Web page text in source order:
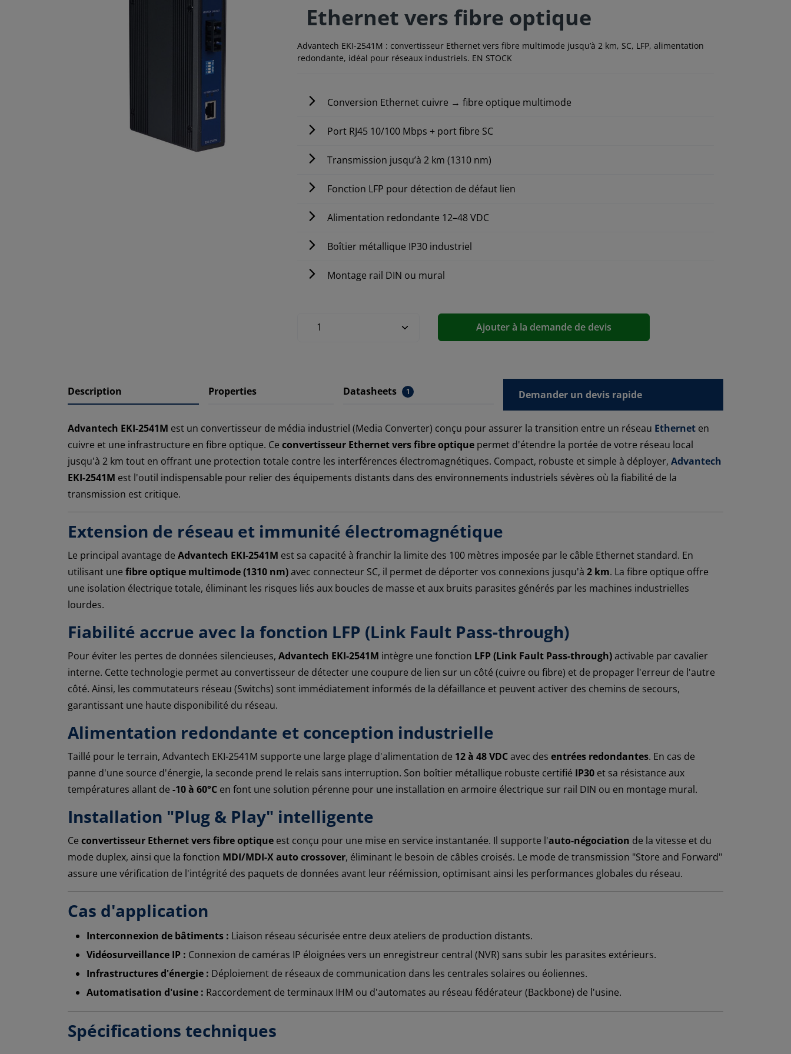
Ethernet vers fibre optique
Advantech EKI-2541M : convertisseur Ethernet vers fibre multimode jusqu’à 2 km, SC, LFP, alimentation
redondante, idéal pour réseaux industriels. EN STOCK
Conversion Ethernet cuivre → fibre optique multimode
Port RJ45 10/100 Mbps + port fibre SC
Transmission jusqu’à 2 km (1310 nm)
Fonction LFP pour détection de défaut lien
Alimentation redondante 12–48 VDC
Boîtier métallique IP30 industriel
Montage rail DIN ou mural
Ajouter à la demande de devis
Description Properties Datasheets 1 Demander un devis rapide
Advantech EKI-2541M est un convertisseur de média industriel (Media Converter) conçu pour assurer la transition entre un réseau Ethernet en
cuivre et une infrastructure en fibre optique. Ce convertisseur Ethernet vers fibre optique permet d'étendre la portée de votre réseau local
jusqu'à 2 km tout en offrant une protection totale contre les interférences électromagnétiques. Compact, robuste et simple à déployer, Advantech
EKI-2541M est l'outil indispensable pour relier des équipements distants dans des environnements industriels sévères où la fiabilité de la
transmission est critique.
Extension de réseau et immunité électromagnétique
Le principal avantage de Advantech EKI-2541M est sa capacité à franchir la limite des 100 mètres imposée par le câble Ethernet standard. En
utilisant une fibre optique multimode (1310 nm)avec connecteur SC, il permet de déporter vos connexions jusqu'à 2 km. La fibre optique offre
une isolation électrique totale, éliminant les risques liés aux boucles de masse et aux bruits parasites générés par les machines industrielles
lourdes.
Fiabilité accrue avec la fonction LFP (Link Fault Pass-through)
Pour éviter les pertes de données silencieuses, Advantech EKI-2541M intègre une fonction LFP (Link Fault Pass-through)activable par cavalier
interne. Cette technologie permet au convertisseur de détecter une coupure de lien sur un côté (cuivre ou fibre) et de propager l'erreur de l'autre
côté. Ainsi, les commutateurs réseau (Switchs) sont immédiatement informés de la défaillance et peuvent activer des chemins de secours,
garantissant une haute disponibilité du réseau.
Alimentation redondante et conception industrielle
Taillé pour le terrain, Advantech EKI-2541M supporte une large plage d'alimentation de 12 à 48 VDCavec des entrées redondantes. En cas de
panne d'une source d'énergie, la seconde prend le relais sans interruption. Son boîtier métallique robuste certifié IP30 et sa résistance aux
températures allant de -10 à 60°C en font une solution pérenne pour une installation en armoire électrique sur rail DIN ou en montage mural.
Installation "Plug & Play" intelligente
Ce convertisseur Ethernet vers fibre optique est conçu pour une mise en service instantanée. Il supporte l'auto-négociation de la vitesse et du
mode duplex, ainsi que la fonction MDI/MDI-X auto crossover, éliminant le besoin de câbles croisés. Le mode de transmission "Store and Forward"
assure une vérification de l'intégrité des paquets de données avant leur réémission, optimisant ainsi les performances globales du réseau.
Cas d'application
Interconnexion de bâtiments : Liaison réseau sécurisée entre deux ateliers de production distants.
Vidéosurveillance IP : Connexion de caméras IP éloignées vers un enregistreur central (NVR) sans subir les parasites extérieurs.
Infrastructures d'énergie : Déploiement de réseaux de communication dans les centrales solaires ou éoliennes.
Automatisation d'usine : Raccordement de terminaux IHM ou d'automates au réseau fédérateur (Backbone) de l'usine.
Spécifications techniques